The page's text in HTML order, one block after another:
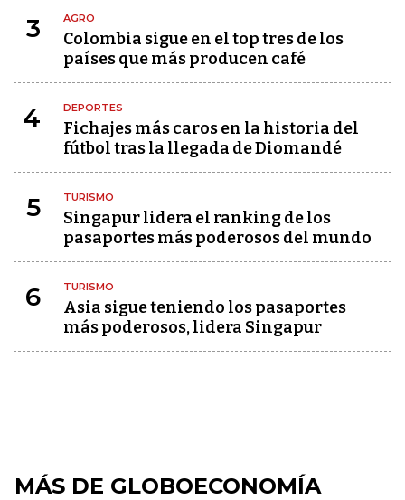
3 AGRO
Colombia sigue en el top tres de los
países que más producen café
4 DEPORTES
Fichajes más caros en la historia del
fútbol tras la llegada de Diomandé
5 TURISMO
Singapur lidera el ranking de los
pasaportes más poderosos del mundo
6 TURISMO
Asia sigue teniendo los pasaportes
más poderosos, lidera Singapur
MÁS DE GLOBOECONOMÍA